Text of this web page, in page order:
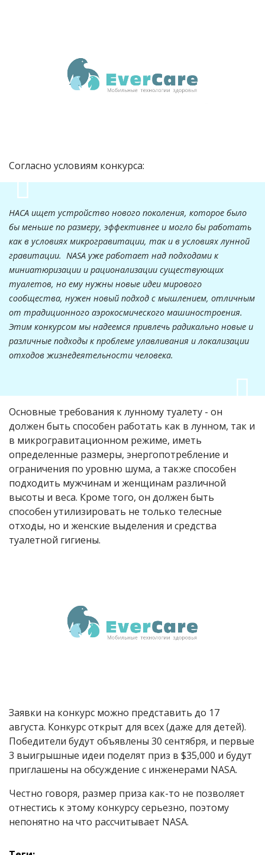
Согласно условиям конкурса:
НАСА ищет устройство нового поколения, которое было
бы меньше по размеру, эффективнее и могло бы работать
как в условиях микрогравитации, так и в условиях лунной
гравитации. NASA уже работает над подходами к
миниатюризации и рационализации существующих
туалетов, но ему нужны новые идеи мирового
сообщества, нужен новый подход с мышлением, отличным
от традиционного аэрокосмического машиностроения.
Этим конкурсом мы надеемся привлечь радикально новые и
различные подходы к проблеме улавливания и локализации
отходов жизнедеятельности человека.
Основные требования к лунному туалету - он
должен быть способен работать как в лунном, так и
в микрогравитационном режиме, иметь
определенные размеры, энергопотребление и
ограничения по уровню шума, а также способен
подходить мужчинам и женщинам различной
высоты и веса. Кроме того, он должен быть
способен утилизировать не только телесные
отходы, но и женские выделения и средства
туалетной гигиены.
Заявки на конкурс можно представить до 17
августа. Конкурс открыт для всех (даже для детей).
Победители будут объявлены 30 сентября, и первые
3 выигрышные идеи поделят приз в $35,000 и будут
приглашены на обсуждение с инженерами NASA.
Честно говоря, размер приза как-то не позволяет
отнестись к этому конкурсу серьезно, поэтому
непонятно на что рассчитывает NASA.